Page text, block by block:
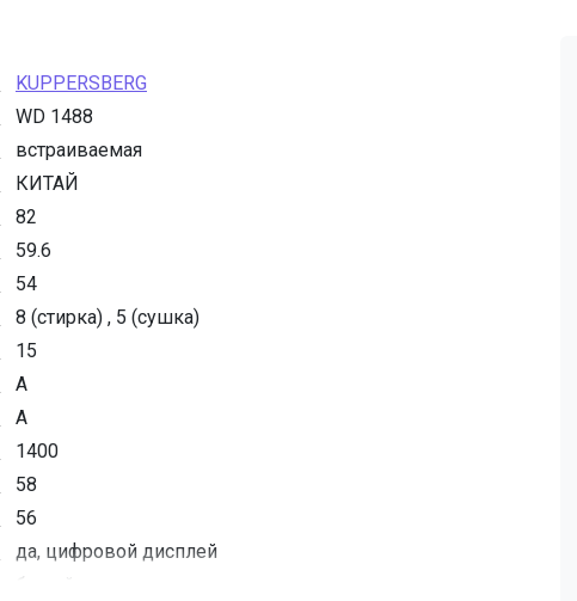
KUPPERSBERG
WD 1488
встраиваемая
КИТАЙ
82
59.6
54
8 (стирка) , 5 (сушка)
15
А
А
1400
58
56
да, цифровой дисплей